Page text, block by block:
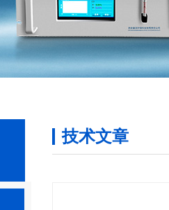
技术文章